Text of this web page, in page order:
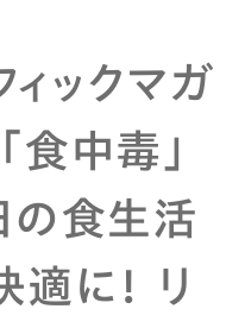
ィックマガ
中毒」
食生活
適に！ リ